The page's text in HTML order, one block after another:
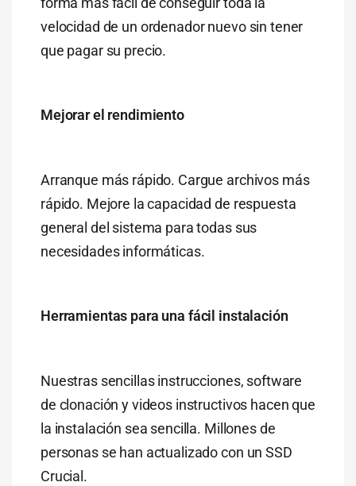
velocidad de un ordenador nuevo sin tener
que pagar su precio.
Mejorar el rendimiento
Arranque más rápido. Cargue archivos más
rápido. Mejore la capacidad de respuesta
general del sistema para todas sus
necesidades informáticas.
Herramientas para una fácil instalación
Nuestras sencillas instrucciones, software
de clonación y videos instructivos hacen que
la instalación sea sencilla. Millones de
personas se han actualizado con un SSD
Crucial.